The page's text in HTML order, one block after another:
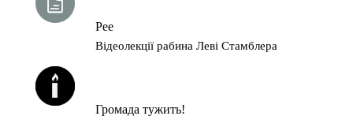
Рее
Відеолекції рабина Леві Стамблера
Громада тужить!